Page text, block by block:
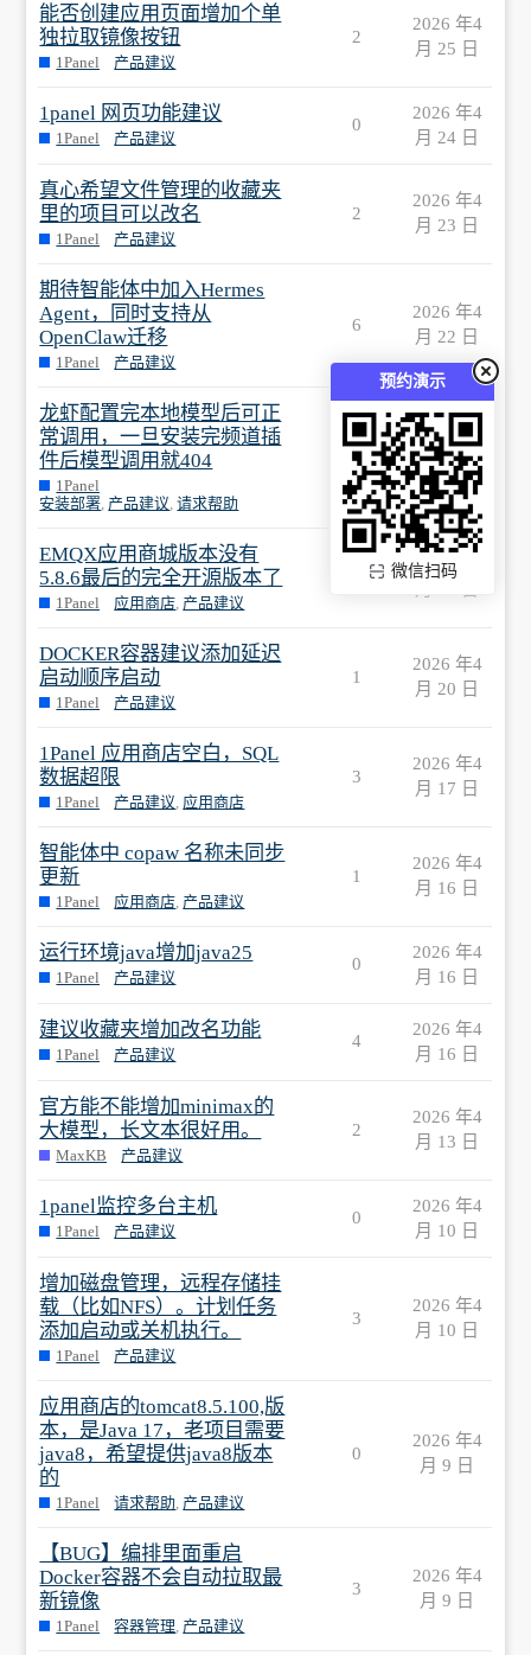
预约演示
微信扫码
能否创建应用页面增加个单
独拉取镜像按钮
1Panel 产品建议
2
2026 年4
月 25 日
1panel 网页功能建议
1Panel 产品建议
0
2026 年4
月 24 日
真心希望文件管理的收藏夹
里的项目可以改名
1Panel 产品建议
2
2026 年4
月 23 日
期待智能体中加入Hermes
Agent，同时支持从
OpenClaw迁移
1Panel 产品建议
6
2026 年4
月 22 日
龙虾配置完本地模型后可正
常调用，一旦安装完频道插
件后模型调用就404
1Panel
安装部署, 产品建议,请求帮助
1
2026 年4
月 22 日
EMQX应用商城版本没有
5.8.6最后的完全开源版本了
1Panel 应用商店, 产品建议
2026 年4
DOCKER容器建议添加延迟
启动顺序启动
1Panel 产品建议
1
2026 年4
月 20 日
1Panel 应用商店空白，SQL
数据超限
1Panel 产品建议, 应用商店
3
2026 年4
月 17 日
智能体中 copaw 名称未同步
更新
1Panel 应用商店, 产品建议
1
2026 年4
月 16 日
运行环境java增加java25
1Panel 产品建议
0
2026 年4
月 16 日
建议收藏夹增加改名功能
1Panel 产品建议
4
2026 年4
月 16 日
官方能不能增加minimax的
大模型，长文本很好用。
MaxKB 产品建议
2
2026 年4
月 13 日
1panel监控多台主机
1Panel 产品建议
0
2026 年4
月 10 日
增加磁盘管理，远程存储挂
载（比如NFS）。计划任务
添加启动或关机执行。
1Panel 产品建议
3
2026 年4
月 10 日
应用商店的tomcat8.5.100,版
本，是Java 17，老项目需要
java8，希望提供java8版本
的
1Panel 请求帮助, 产品建议
0
2026 年4
月 9 日
【BUG】编排里面重启
Docker容器不会自动拉取最
新镜像
1Panel 容器管理, 产品建议
3
2026 年4
月 9 日